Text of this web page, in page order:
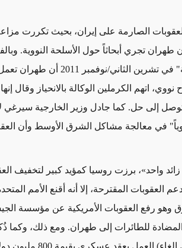
الصارمة على إيران، بحيث تكررت
تجري أبحاثاً حول الأسلحة النووية.
أعلنت "الوكالة الدولية للطاقة الذرية" في تشرين
اتهم الكرملين الوكالة بالانحياز وقال
إلى حل. كما جادل وزير الخارجية سيرغي
في معالجة مشاكل الشرق الأوسط وأن
واحد»، برزت روسيا كمؤيد كبير لتخفيف
على دعم العقوبات المقترحة، إلا أنه أقنع الأمم
وهو رفع العقوبات الأمريكية عن مؤسسة
المضادة للطائرات إلى طهران. ومع ذلك، وكما
وافقت روسيا على تعليق (ولكن ليس إلغاء) العمل